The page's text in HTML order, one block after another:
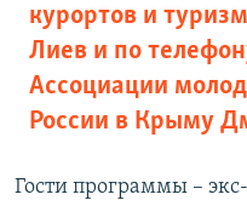
курортов и
Лиев и по
Ассоциации
России в Крыму
Гости программы –